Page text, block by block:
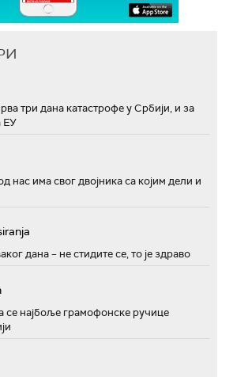
три дана катастрофе у Србији, и за
ЕУ
нас има свог двојника са којим дели и
дана – не стидите се, то је здраво
се најбоље грамофонске ручице